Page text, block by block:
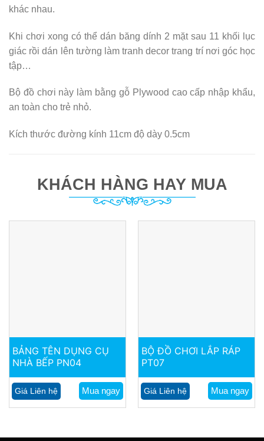
khác nhau.
Khi chơi xong có thể dán băng dính 2 mặt sau 11 khối lục
giác rồi dán lên tường làm tranh decor trang trí nơi góc học
tập…
Bộ đồ chơi này làm bằng gỗ Plywood cao cấp nhập khẩu,
an toàn cho trẻ nhỏ.
Kích thước đường kính 11cm độ dày 0.5cm
KHÁCH HÀNG HAY MUA
BẢNG TÊN DỤNG CỤ
NHÀ BẾP PN04
Giá Liên hệ Mua ngay
BỘ ĐỒ CHƠI LẮP RÁP
PT07
Giá Liên hệ Mua ngay